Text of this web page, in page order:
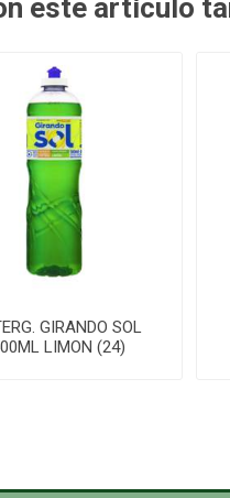
este artículo
GIRANDO SOL
LIMON (24)